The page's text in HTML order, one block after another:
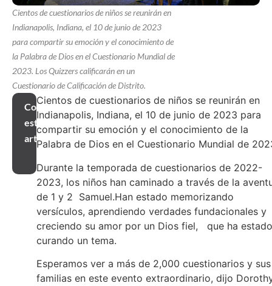
Cientos de cuestionarios de niños se reunirán en
Indianapolis, Indiana, el 10 de junio de 2023
para compartir su emoción y el conocimiento de
la Palabra de Dios en el Cuestionario Mundial de
2023. Los Quizzers calificarán en un
Cuestionario de Calificación de Distrito.
Compartir
este
artículo
Cientos de cuestionarios de niños se reunirán en
Indianapolis, Indiana, el 10 de junio de 2023 para
compartir su emoción y el conocimiento de la
Palabra de Dios en el Cuestionario Mundial de
Durante la temporada de cuestionarios de 2022-
2023, los niños han caminado a través de la
de 1 y 2 Samuel.Han estado memorizando
versículos, aprendiendo verdades fundacionales y
creciendo su amor por un Dios fiel, que ha estado
curando un tema.
Esperamos ver a más de 2,000 cuestionarios y sus
familias en este evento extraordinario, dijo